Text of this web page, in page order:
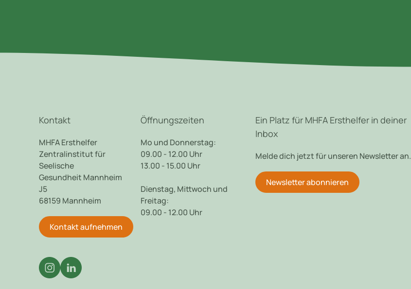
Kontakt
MHFA Ersthelfer
Zentralinstitut für
Seelische
Gesundheit Mannheim
J5
68159 Mannheim
Kontakt aufnehmen
Öffnungszeiten
Mo und Donnerstag:
09.00 - 12.00 Uhr
13.00 - 15.00 Uhr
Dienstag, Mittwoch und
Freitag:
09.00 - 12.00 Uhr
Ein Platz für MHFA Ersthelfer in deiner
Inbox
Melde dich jetzt für unseren Newsletter an.
Newsletter abonnieren